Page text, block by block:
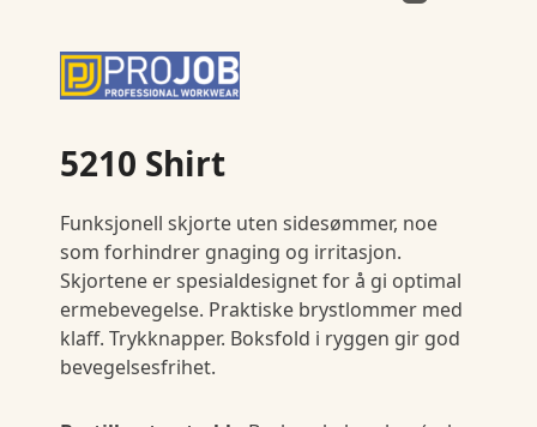
5210 Shirt
Funksjonell skjorte uten sidesømmer, noe
som forhindrer gnaging og irritasjon.
Skjortene er spesialdesignet for å gi optimal
ermebevegelse. Praktiske brystlommer med
klaff. Trykknapper. Boksfold i ryggen gir god
bevegelsesfrihet.